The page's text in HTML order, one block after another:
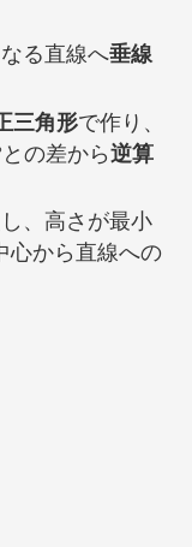
る直線へ垂線
三角形で作り、
の差から逆算
、高さが最小
心から直線への